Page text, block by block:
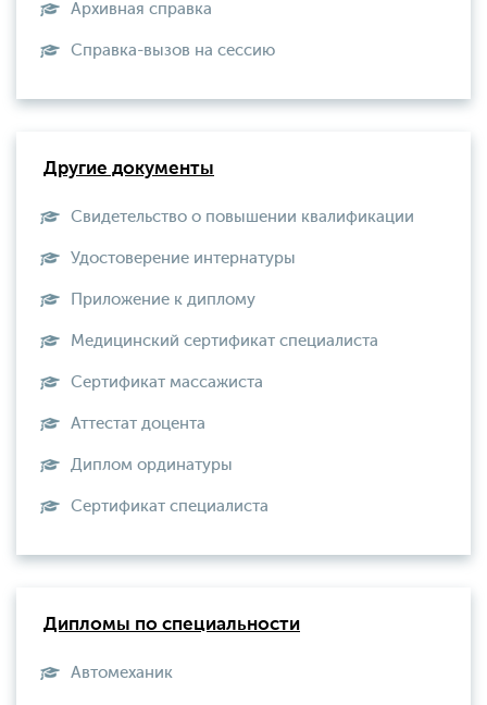
Архивная справка
Справка-вызов на сессию
Другие документы
Свидетельство о повышении квалификации
Удостоверение интернатуры
Приложение к диплому
Медицинский сертификат специалиста
Сертификат массажиста
Аттестат доцента
Диплом ординатуры
Сертификат специалиста
Дипломы по специальности
Автомеханик